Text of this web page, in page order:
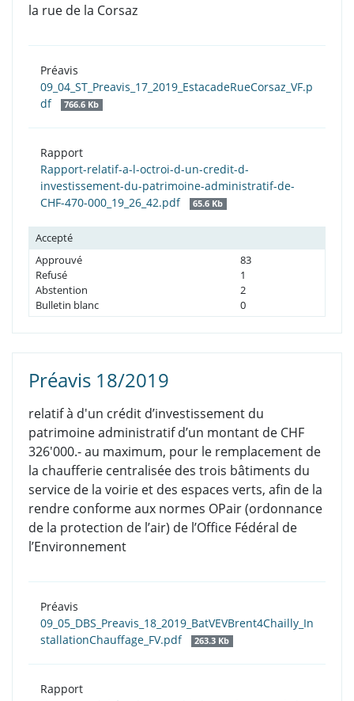
la rue de la Corsaz
Préavis
09_04_ST_Preavis_17_2019_EstacadeRueCorsaz_VF.p
df
766.6 Kb
Rapport
Rapport-relatif-a-l-octroi-d-un-credit-d-
investissement-du-patrimoine-administratif-de-
CHF-470-000_19_26_42.pdf
65.6 Kb
Accepté
Approuvé
83
Refusé
1
Abstention
2
Bulletin blanc
0
Préavis 18/2019
relatif à d'un crédit d’investissement du
patrimoine administratif d’un montant de CHF
326'000.- au maximum, pour le remplacement de
la chaufferie centralisée des trois bâtiments du
service de la voirie et des espaces verts, afin de la
rendre conforme aux normes OPair (ordonnance
de la protection de l’air) de l’Office Fédéral de
l’Environnement
Préavis
09_05_DBS_Preavis_18_2019_BatVEVBrent4Chailly_In
stallationChauffage_FV.pdf
263.3 Kb
Rapport